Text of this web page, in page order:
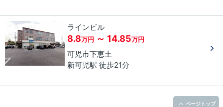
ラインビル
8.8万円 ～ 14.85万円
可児市下恵土
新可児駅 徒歩21分
ページトップ